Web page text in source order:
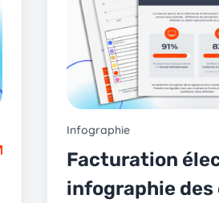
Infographie
Facturation
infographie